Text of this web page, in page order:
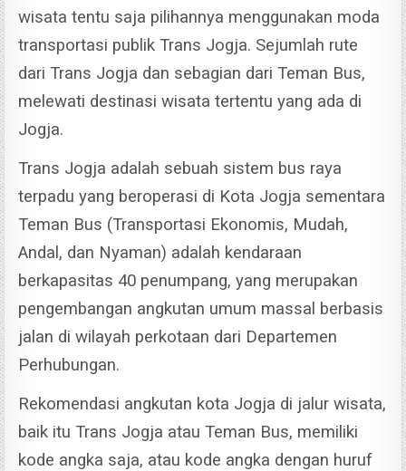
wisata tentu saja pilihannya menggunakan moda
transportasi publik Trans Jogja. Sejumlah rute
dari Trans Jogja dan sebagian dari Teman Bus,
melewati destinasi wisata tertentu yang ada di
Jogja.
Trans Jogja adalah sebuah sistem bus raya
terpadu yang beroperasi di Kota Jogja sementara
Teman Bus (Transportasi Ekonomis, Mudah,
Andal, dan Nyaman) adalah kendaraan
berkapasitas 40 penumpang, yang merupakan
pengembangan angkutan umum massal berbasis
jalan di wilayah perkotaan dari Departemen
Perhubungan.
Rekomendasi angkutan kota Jogja di jalur wisata,
baik itu Trans Jogja atau Teman Bus, memiliki
kode angka saja, atau kode angka dengan huruf